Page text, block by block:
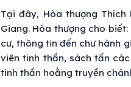
Tại đây, Hòa thượng
Giang. Hòa thượng cho
cư, thông tin đến chư hành
viên tinh thần, sách tấn
tinh thần hoằng truyền